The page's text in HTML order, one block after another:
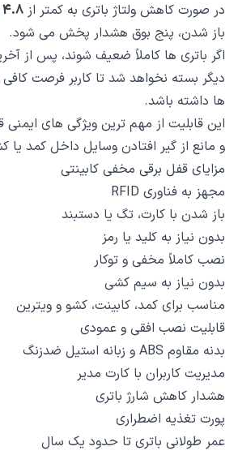
در صورت کاهش ولتاژ باتری به کمتر از 4.8 ولت
باز شدن، پنج بوق هشدار پخش می شود.
اگر باتری ها کاملاً ضعیف شوند، پس از
دیگر بسته نخواهد شد تا کاربر فرصت
ها داشته باشد.
این قابلیت از مهم ترین ویژگی های
و مانع از گیر افتادن وسایل داخل کمد
مزایای قفل برقی مخفی کابینتی
مجهز به فناوری RFID
باز شدن با کارت، تگ یا دستبند
بدون نیاز به کلید یا رمز
نصب کاملاً مخفی و توکار
بدون نیاز به سیم کشی
مناسب برای کمد، کابینت، کشو و ویترین
قابلیت نصب افقی و عمودی
بدنه مقاوم ABS و زبانه استیل ضدزنگ
مدیریت کاربران با کارت مدیر
هشدار کاهش شارژ باتری
پورت تغذیه اضطراری
عمر طولانی باتری تا حدود یک سال